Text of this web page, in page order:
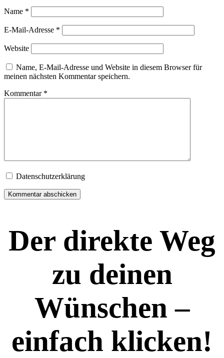
Name *
E-Mail-Adresse *
Website
Name, E-Mail-Adresse und Website in diesem Browser für
meinen nächsten Kommentar speichern.
Kommentar *
Datenschutzerklärung
Der direkte Weg
zu deinen
Wünschen –
einfach klicken!